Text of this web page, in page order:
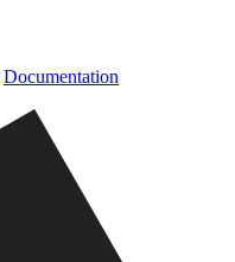
Documentation